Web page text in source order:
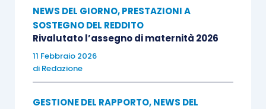
NEWS DEL GIORNO,PRESTAZIONI A
SOSTEGNO DEL REDDITO
Rivalutato l’assegno di maternità 2026
11 Febbraio 2026
di Redazione
GESTIONE DEL RAPPORTO,NEWS DEL